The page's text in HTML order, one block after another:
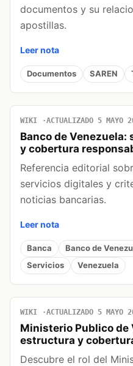
documentos y su
apostillas.
Leer nota
Documentos SAREN
WIKI ACTUALIZADO 5 MAYO
Banco de Venezuela:
y cobertura
Referencia editorial
servicios digitales y
noticias bancarias.
Leer nota
Banca Banco de
Servicios
Venezuela
WIKI ACTUALIZADO 5 MAYO
Ministerio Publico de
estructura y
Descubre el rol del